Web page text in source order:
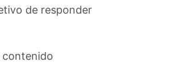
de responder
contenido